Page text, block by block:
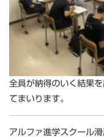
全員が納得のいく結果
てまいります。
アルファ進学スクール滑